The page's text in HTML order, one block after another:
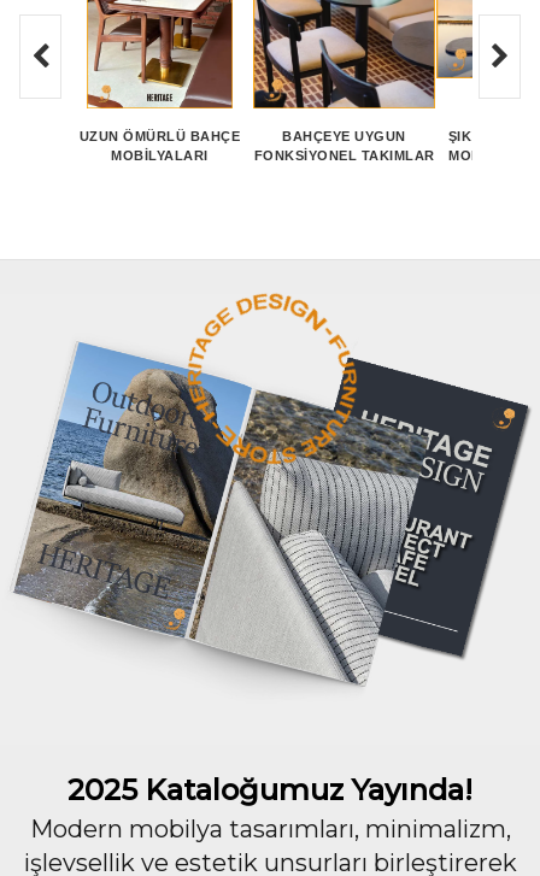
UZUN ÖMÜRLÜ BAHÇE
MOBILYALARI
BAHÇEYE UYGUN
FONKSIYONEL TAKIMLAR
ŞIK BAHÇE
MOBILYA
2025 Kataloğumuz Yayında!
Modern mobilya tasarımları, minimalizm,
işlevsellik ve estetik unsurları birleştirerek